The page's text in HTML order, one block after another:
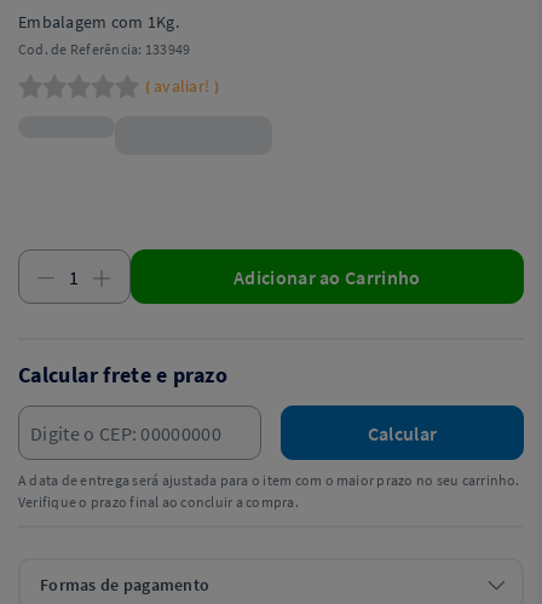
Embalagem com 1Kg.
Cod. de Referência: 133949
( avaliar! )
Adicionar ao Carrinho
Calcular frete e prazo
Calcular
A data de entrega será ajustada para o item com o maior prazo no seu carrinho.
Verifique o prazo final ao concluir a compra.
Formas de pagamento